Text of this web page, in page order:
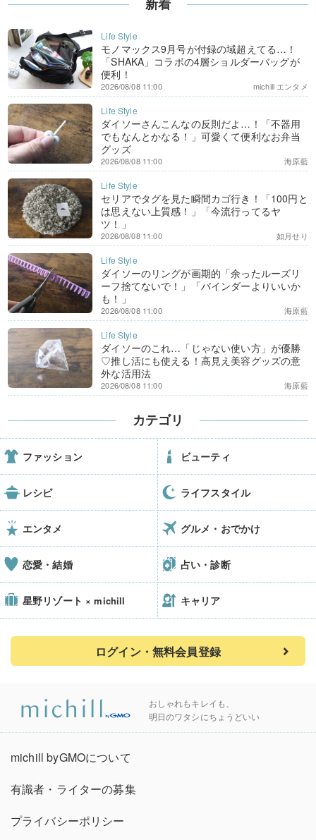
モノマックス9月号が付録の域超えてる…！
「SHAKA」コラボの4層ショルダーバッグが
便利！
michill エンタメ
2026/08/08 11:00
ダイソーさんこんなの反則だよ…！「不器用
でもなんとかなる！」可愛くて便利なお弁当
グッズ
海原藍
2026/08/08 11:00
セリアでタグを見た瞬間カゴ行き！「100円と
は思えない上質感！」「今流行ってるヤ
ツ！」
如月せり
2026/08/08 11:00
ダイソーのリングが画期的「余ったルーズリ
ーフ捨てないで！」「バインダーよりいいか
も！」
海原藍
2026/08/08 11:00
ダイソーのこれ…「じゃない使い方」が優勝
♡推し活にも使える！高見え美容グッズの意
外な活用法
海原藍
2026/08/08 11:00
カテゴリ
ファッション ビューティ
レシピ ライフスタイル
エンタメ グルメ・おでかけ
恋愛・結婚 占い・診断
星野リゾート × michill キャリア
ログイン・無料会員登録
おしゃれもキレイも、
明日のワタシにちょうどいい
michill byGMOについて
有識者・ライターの募集
プライバシーポリシー